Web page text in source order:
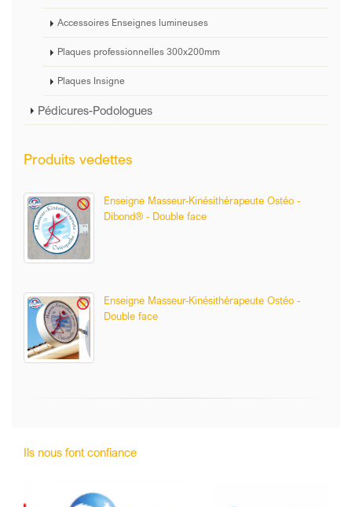
Accessoires Enseignes lumineuses
Plaques professionnelles 300x200mm
Plaques Insigne
Pédicures-Podologues
Produits vedettes
Enseigne Masseur-Kinésithérapeute Ostéo -
Dibond® - Double face
Enseigne Masseur-Kinésithérapeute Ostéo -
Double face
Ils nous font confiance